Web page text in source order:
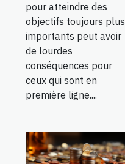
pour atteindre des
objectifs toujours plus
importants peut avoir
de lourdes
conséquences pour
ceux qui sont en
première ligne....